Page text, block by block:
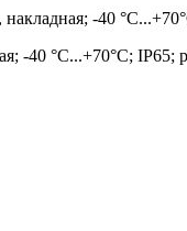
-40
-40 °C...+70°C; IP65;